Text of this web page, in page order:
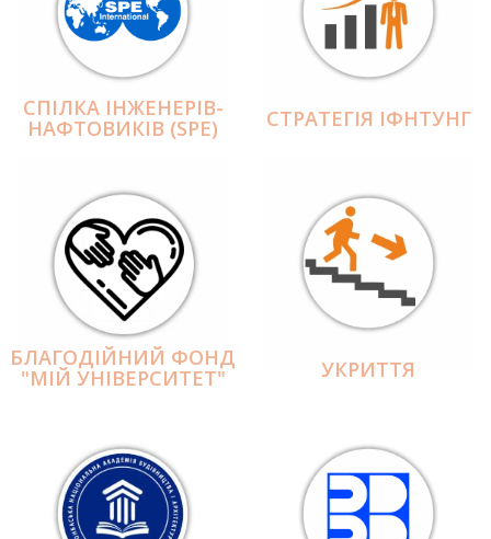
СПІЛКА ІНЖЕНЕРІВ-
НАФТОВИКІВ (SPE) СТРАТЕГІЯ ІФНТУНГ
БЛАГОДІЙНИЙ ФОНД
"МІЙ УНІВЕРСИТЕТ" УКРИТТЯ